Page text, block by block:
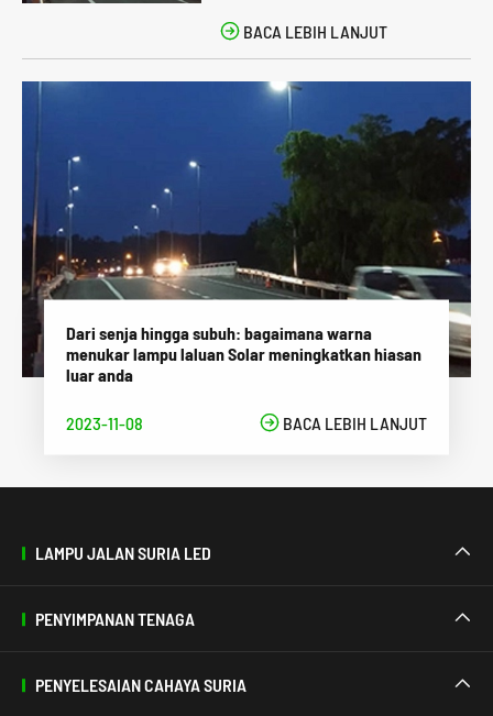
BACA LEBIH LANJUT
Dari senja hingga subuh: bagaimana warna
menukar lampu laluan Solar meningkatkan hiasan
luar anda
2023-11-08  BACA LEBIH LANJUT
LAMPU JALAN SURIA LED 
PENYIMPANAN TENAGA 
PENYELESAIAN CAHAYA SURIA 